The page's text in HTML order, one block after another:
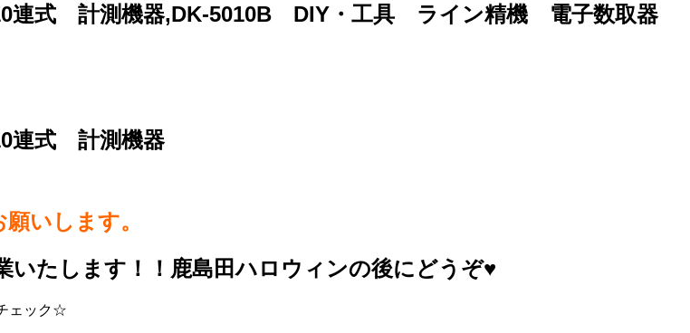
式 計測機器,DK-5010B DIY・工具 ライン精機 電子数取器
連式 計測機器
いします。
いたします！！鹿島田ハロウィンの後にどうぞ♥️
ェック☆